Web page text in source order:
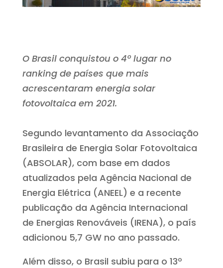
O Brasil conquistou o 4º lugar no
ranking de países que mais
acrescentaram energia solar
fotovoltaica em 2021.
Segundo levantamento da Associação
Brasileira de Energia Solar Fotovoltaica
(ABSOLAR), com base em dados
atualizados pela Agência Nacional de
Energia Elétrica (ANEEL) e a recente
publicação da Agência Internacional
de Energias Renováveis (IRENA), o país
adicionou 5,7 GW no ano passado.
Além disso, o Brasil subiu para o 13º